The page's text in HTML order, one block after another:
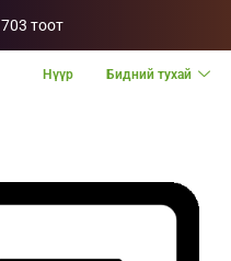
тоот
Нүүр Бидний тухай